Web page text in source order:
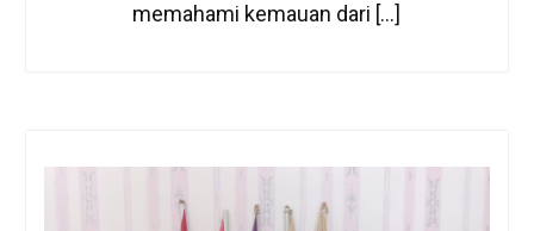
memahami kemauan dari […]